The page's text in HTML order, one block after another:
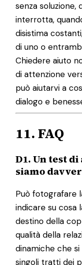
senza soluzione,
interrotta,
disistima
di uno o
Chiedere aiuto
di attenzione
può aiutarvi a
dialogo e
11. FAQ
D1. Un test
siamo
Può fotografare
indicare su cosa
destino della
qualità della
dinamiche che
singoli tratti dei